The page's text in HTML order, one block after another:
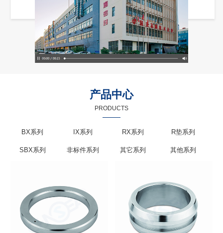
产品中心
PRODUCTS
BX系列 IX系列 RX系列 R垫系列
SBX系列 非标件系列 其它系列 其他系列